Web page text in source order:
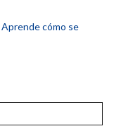
Aprende cómo se